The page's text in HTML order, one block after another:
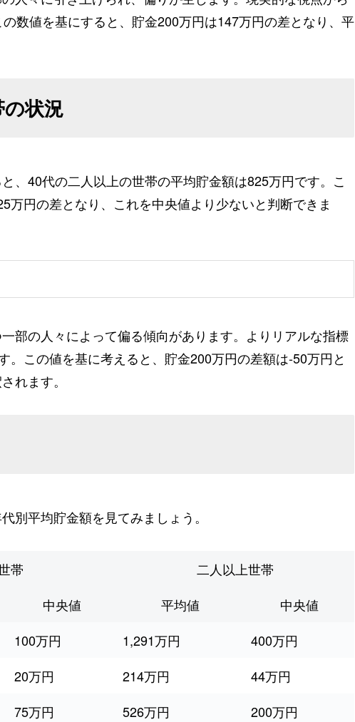
数値を基にすると、貯金200万円は147万円の差となり、平
状況
、40代の二人以上の世帯の平均貯金額は825万円です。こ
万円の差となり、これを中央値より少ないと判断できま
部の人々によって偏る傾向があります。よりリアルな指標
。この値を基に考えると、貯金200万円の差額は-50万円と
れます。
別平均貯金額を見てみましょう。
帯
二人以上世帯
中央値 平均値
中央値
100万円 1,291万円
400万円
20万円 214万円
44万円
75万円 526万円
200万円